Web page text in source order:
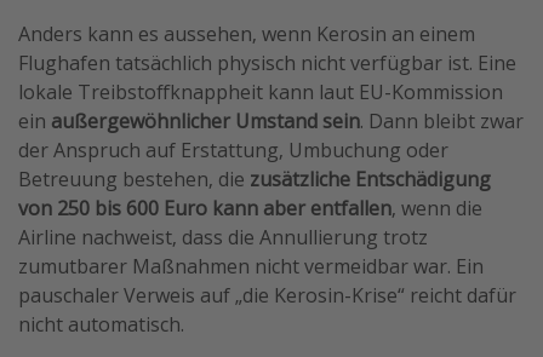
Anders kann es aussehen, wenn Kerosin an einem
Flughafen tatsächlich physisch nicht verfügbar ist. Eine
lokale Treibstoffknappheit kann laut EU-Kommission
ein außergewöhnlicher Umstand sein. Dann bleibt zwar
der Anspruch auf Erstattung, Umbuchung oder
Betreuung bestehen, die zusätzliche Entschädigung
von 250 bis 600 Euro kann aber entfallen, wenn die
Airline nachweist, dass die Annullierung trotz
zumutbarer Maßnahmen nicht vermeidbar war. Ein
pauschaler Verweis auf „die Kerosin-Krise“ reicht dafür
nicht automatisch.